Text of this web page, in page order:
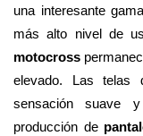
una interesante
más alto nivel de
motocross
elevado. Las telas
sensación suave
producción de